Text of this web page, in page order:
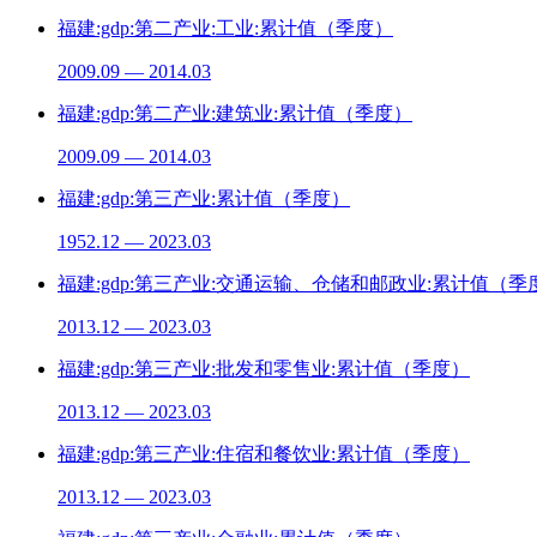
福建:gdp:第二产业:工业:累计值（季度）
2009.09 — 2014.03
福建:gdp:第二产业:建筑业:累计值（季度）
2009.09 — 2014.03
福建:gdp:第三产业:累计值（季度）
1952.12 — 2023.03
福建:gdp:第三产业:交通运输、仓储和邮政业:累计值（季
2013.12 — 2023.03
福建:gdp:第三产业:批发和零售业:累计值（季度）
2013.12 — 2023.03
福建:gdp:第三产业:住宿和餐饮业:累计值（季度）
2013.12 — 2023.03